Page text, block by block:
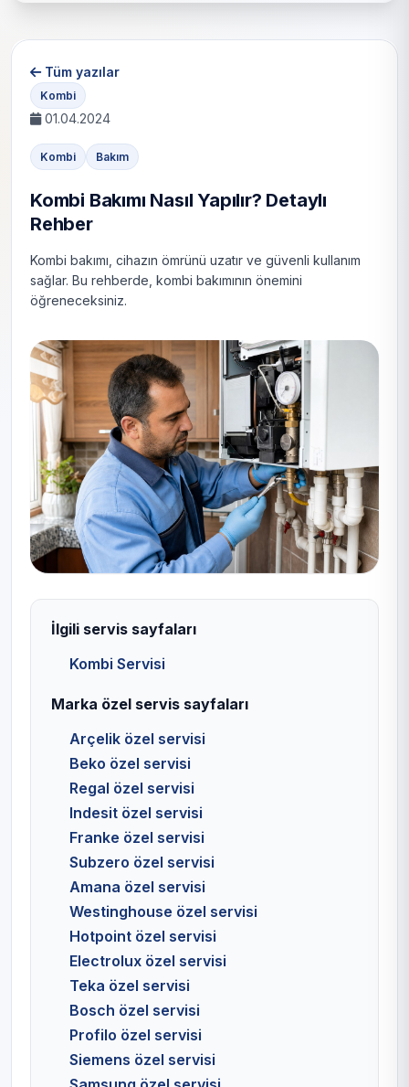
Tüm yazılar
Kombi
01.04.2024
Kombi Bakım
Kombi Bakımı Nasıl Yapılır? Detaylı
Rehber
Kombi bakımı, cihazın ömrünü uzatır ve güvenli kullanım
sağlar. Bu rehberde, kombi bakımının önemini
öğreneceksiniz.
İlgili servis sayfaları
Kombi Servisi
Marka özel servis sayfaları
Arçelik özel servisi
Beko özel servisi
Regal özel servisi
Indesit özel servisi
Franke özel servisi
Subzero özel servisi
Amana özel servisi
Westinghouse özel servisi
Hotpoint özel servisi
Electrolux özel servisi
Teka özel servisi
Bosch özel servisi
Profilo özel servisi
Siemens özel servisi